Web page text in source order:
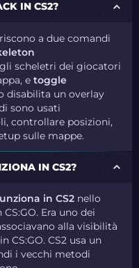
IN CS2?
a due comandi
scheletri dei giocatori
etoggle
disabilita un overlay
sono usati
controllare posizioni,
sulle mappe.
IN CS2?
in CS2 nello
Era uno dei
alla visibilità
CS:GO. CS2 usa un
i vecchi metodi